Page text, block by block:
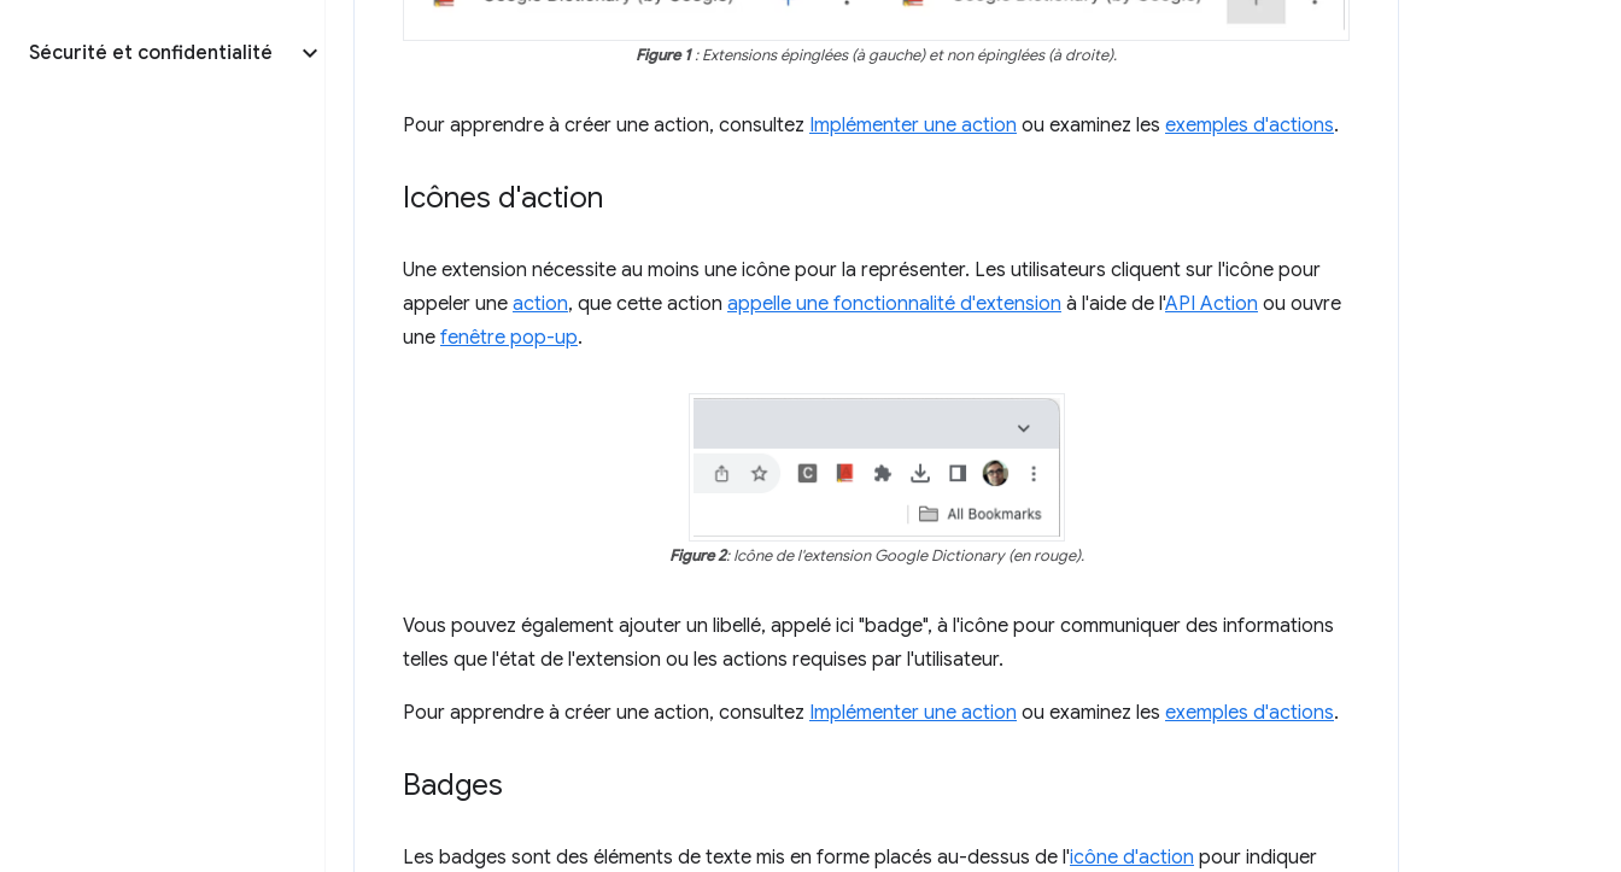
Sécurité et confidentialité Figure 1: Extensions épinglées (à gauche) et non épinglées (à droite).
Pour apprendre à créer une action, consultez Implémenter une action ou examinez les exemples d'actions.
Icônes d'action
Une extension nécessite au moins une icône pour la représenter. Les utilisateurs cliquent sur l'icône pour
appeler une action, que cette action appelle une fonctionnalité d'extension à l'aide de l'API Action ou ouvre
une fenêtre pop-up.
Figure 2: Icône de l'extension Google Dictionary (en rouge).
Vous pouvez également ajouter un libellé, appelé ici "badge", à l'icône pour communiquer des informations
telles que l'état de l'extension ou les actions requises par l'utilisateur.
Pour apprendre à créer une action, consultez Implémenter une action ou examinez les exemples d'actions.
Badges
Les badges sont des éléments de texte mis en forme placés au-dessus de l'icône d'action pour indiquer